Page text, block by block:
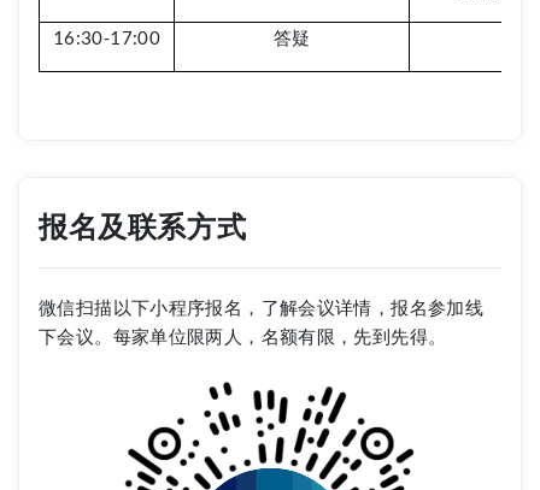
16:30-17:00 答疑
报名及联系方式
微信扫描以下小程序报名，了解会议详情，报名参加线
下会议。每家单位限两人，名额有限，先到先得。